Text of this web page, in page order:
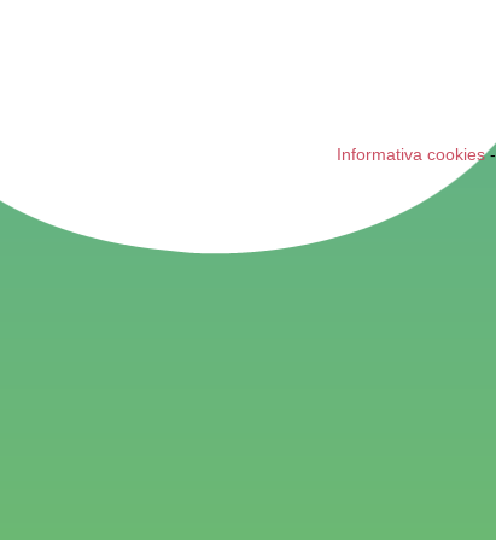
Informativa cookies-